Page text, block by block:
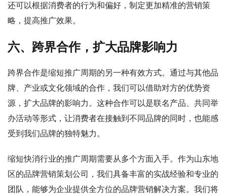
还可以根据消费者的行为和偏好，制定更加精准的营销策
略，提高推广效果。
六、跨界合作，扩大品牌影响力
跨界合作是缩短推广周期的另一种有效方式。通过与其他品
牌、产业或文化领域的合作，我们可以借助对方的优势资
源，扩大品牌的影响力。这种合作可以是联名产品、共同举
办活动等形式，让消费者在接触到不同品牌的同时，也能感
受到我们品牌的独特魅力。
缩短快消行业的推广周期需要从多个方面入手。作为山东地
区的品牌营销策划公司，我们具备丰富的实战经验和专业的
团队，能够为企业提供全方位的品牌营销解决方案。我们将